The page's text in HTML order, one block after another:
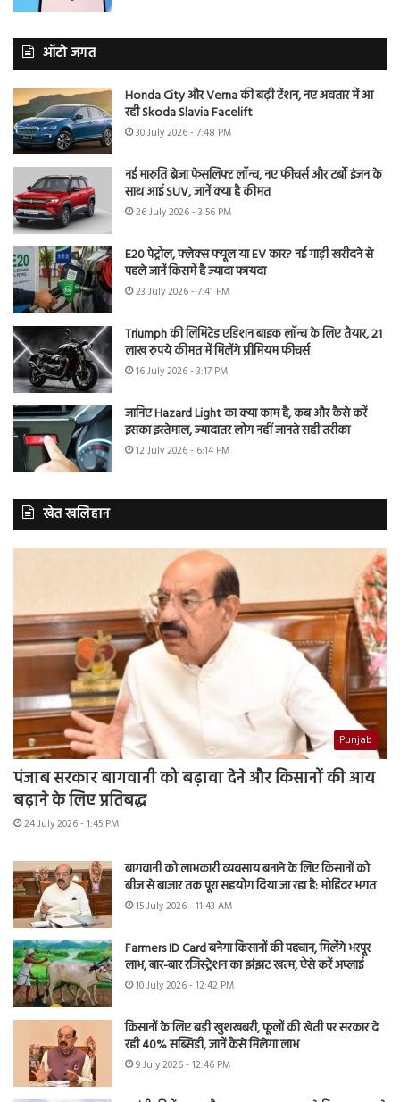
ऑटो जगत
Honda City और Verna की बढ़ी टेंशन, नए अवतार में आ
रही Skoda Slavia Facelift
30 July 2026 - 7:48 PM
नई मारुति ब्रेजा फेसलिफ्ट लॉन्च, नए फीचर्स और टर्बो इंजन के
साथ आई SUV, जानें क्या है कीमत
26 July 2026 - 3:56 PM
E20 पेट्रोल, फ्लेक्स फ्यूल या EV कार? नई गाड़ी खरीदने से
पहले जानें किसमें है ज्यादा फायदा
23 July 2026 - 7:41 PM
Triumph की लिमिटेड एडिशन बाइक लॉन्च के लिए तैयार, 21
लाख रुपये कीमत में मिलेंगे प्रीमियम फीचर्स
16 July 2026 - 3:17 PM
जानिए Hazard Light का क्या काम है, कब और कैसे करें
इसका इस्तेमाल, ज्यादातर लोग नहीं जानते सही तरीका
12 July 2026 - 6:14 PM
खेत खलिहान
Punjab
पंजाब सरकार बागवानी को बढ़ावा देने और किसानों की आय
बढ़ाने के लिए प्रतिबद्ध
24 July 2026 - 1:45 PM
बागवानी को लाभकारी व्यवसाय बनाने के लिए किसानों को
बीज से बाजार तक पूरा सहयोग दिया जा रहा है: मोहिंदर भगत
15 July 2026 - 11:43 AM
Farmers ID Card बनेगा किसानों की पहचान, मिलेंगे भरपूर
लाभ, बार-बार रजिस्ट्रेशन का झंझट खत्म, ऐसे करें अप्लाई
10 July 2026 - 12:42 PM
किसानों के लिए बड़ी खुशखबरी, फूलों की खेती पर सरकार दे
रही 40% सब्सिडी, जानें कैसे मिलेगा लाभ
9 July 2026 - 12:46 PM